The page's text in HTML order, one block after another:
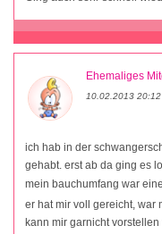
Ehemaliges
10.02.2013 20:12
ich hab in der
gehabt. erst ab da ging es
mein bauchumfang war
er hat mir voll gereicht, war
kann mir garnicht